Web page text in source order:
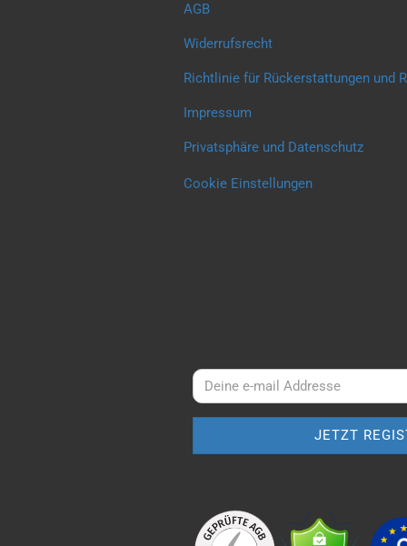
AGB
Widerrufsrecht
Richtlinie für Rückerstattungen und
Impressum
Privatsphäre und Datenschutz
Cookie Einstellungen